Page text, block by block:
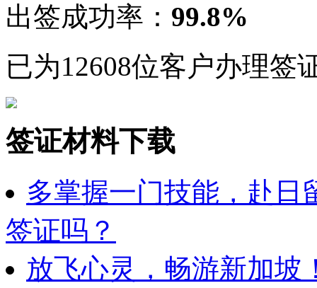
出签成功率： 99.8%
已为12608位客户办理签
签证材料下载
多掌握一门技能，赴日
签证吗？
放飞心灵，畅游新加坡